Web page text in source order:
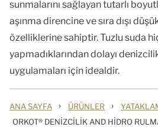
sunmalarını sağlayan tutarlı
aşınma direncine ve sıra dışı
özelliklerine sahiptir. Tuzlu suda
yapmadıklarından dolayı
uygulamaları için idealdir.
ANA SAYFA › ÜRÜNLER ›
ORKOT® DENIZCILIK AND HIDRO